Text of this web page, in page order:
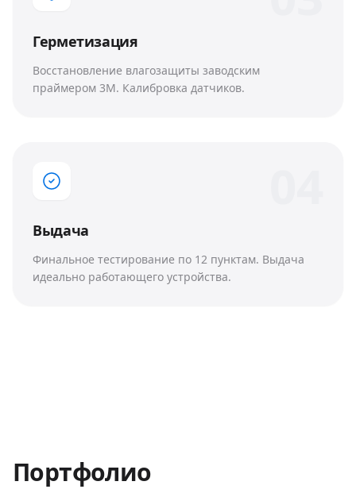
Герметизация
Восстановление влагозащиты заводским
праймером 3M. Калибровка датчиков.
Выдача
Финальное тестирование по 12 пунктам. Выдача
идеально работающего устройства.
Портфолио